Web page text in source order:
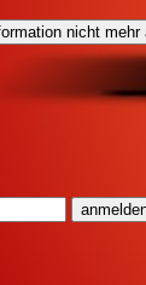
nicht mehr